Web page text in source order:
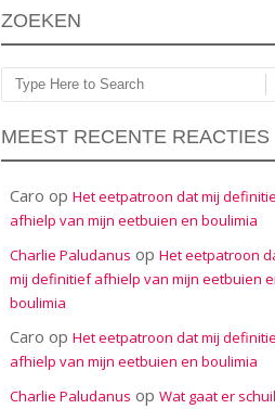
ZOEKEN
Zoeken
MEEST RECENTE REACTIES
Caro op Het eetpatroon dat mij
afhielp van mijn eetbuien en boulimia
Charlie Paludanus op Het eetpatroon
mij definitief afhielp van mijn eetbuien
boulimia
Caro op Het eetpatroon dat mij
afhielp van mijn eetbuien en boulimia
Charlie Paludanus op Wat gaat er schuil